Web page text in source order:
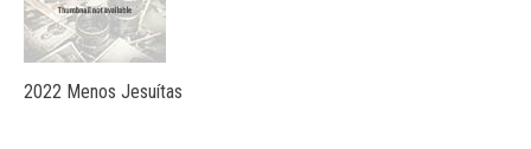
2022 Menos Jesuítas